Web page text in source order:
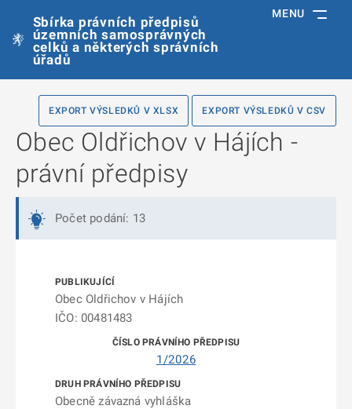
Sbírka právních předpisů
územních samosprávných
celků a některých správních
úřadů
MENU
EXPORT VÝSLEDKŮ V XLSX EXPORT VÝSLEDKŮ V CSV
Obec Oldřichov v Hájích -
právní předpisy
Počet podání: 13
Obec Oldřichov v Hájích
IČO: 00481483
1/2026
Obecně závazná vyhláška